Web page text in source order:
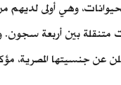
وهي أولى
متنقلة بين أربعة
جنسيتها المصرية،